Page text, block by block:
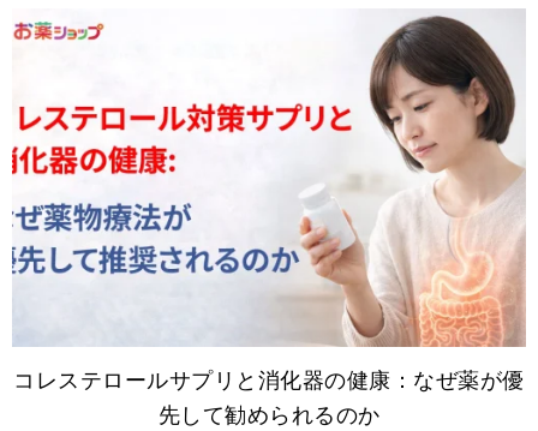
コレステロールサプリと消化器の健康：なぜ薬が優
先して勧められるのか